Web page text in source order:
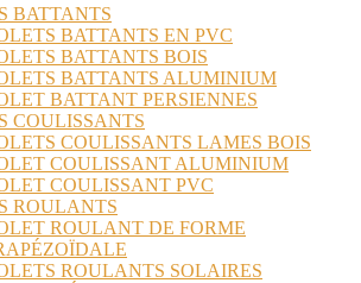
BATTANTS
BATTANTS EN PVC
BATTANTS BOIS
BATTANTS ALUMINIUM
BATTANT PERSIENNES
COULISSANTS
COULISSANTS LAMES BOIS
COULISSANT ALUMINIUM
COULISSANT PVC
ROULANTS
ROULANT DE FORME
ROULANTS SOLAIRES